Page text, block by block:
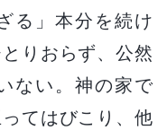
る」本分を続け
りおらず、公然
ない。神の家で
てはびこり、他